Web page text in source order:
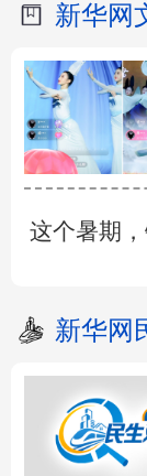
新华网
这个暑期，
新华网